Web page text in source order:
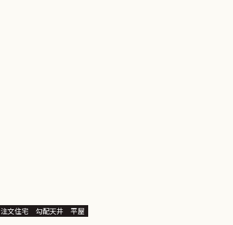
注文住宅 勾配天井 平屋